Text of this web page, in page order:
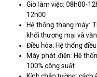
Giờ làm việc: 08h00-
12h00
Hệ thống thang máy:
khối thương mại và
Điều hòa: Hệ thống
Máy phát điện: Hệ
100% công suất.